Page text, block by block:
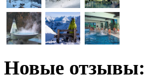
Новые отзывы: